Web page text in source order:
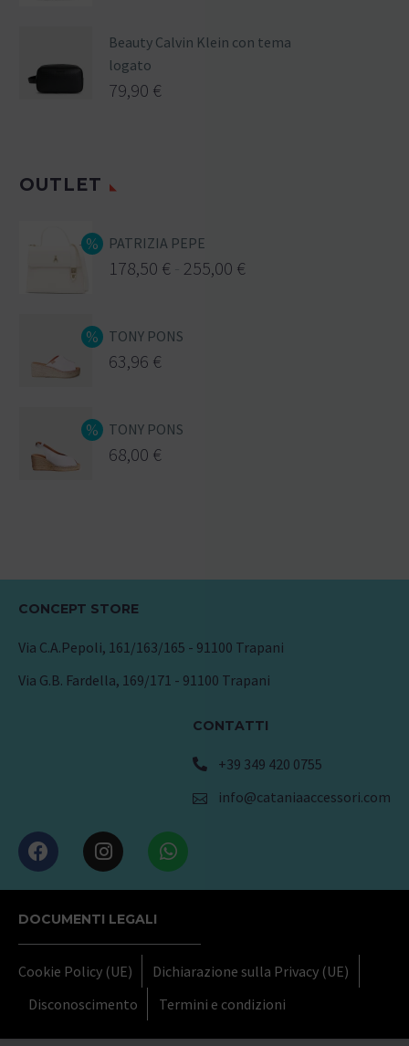
Beauty Calvin Klein con tema
logato
79,90 €
OUTLET
PATRIZIA PEPE
178,50 € 255,00 €
TONY PONS
63,96 €
TONY PONS
68,00 €
CONCEPT STORE
Via C.A.Pepoli, 161/163/165 - 91100 Trapani
Via G.B. Fardella, 169/171 - 91100 Trapani
CONTATTI
+39 349 420 0755
info@cataniaaccessori.com
DOCUMENTI LEGALI
Cookie Policy (UE)
Dichiarazione sulla Privacy (UE)
Disconoscimento
Termini e condizioni